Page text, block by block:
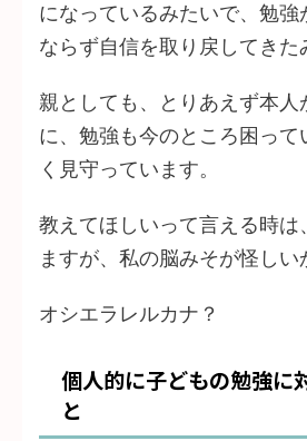
になっているみたいで、勉強
ならず自信を取り戻してきた
親としても、とりあえず本
に、勉強も今のところ困っ
く見守っています。
教えてほしいって言える時は
ますが、私の脳みそが怪し
オシエラレルカナ？
個人的に子どもの勉強に
と